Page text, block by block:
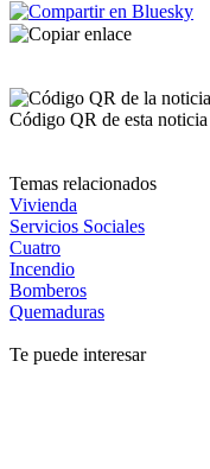
Código QR de esta noticia
Temas relacionados
Vivienda
Servicios Sociales
Cuatro
Incendio
Bomberos
Quemaduras
Te puede interesar